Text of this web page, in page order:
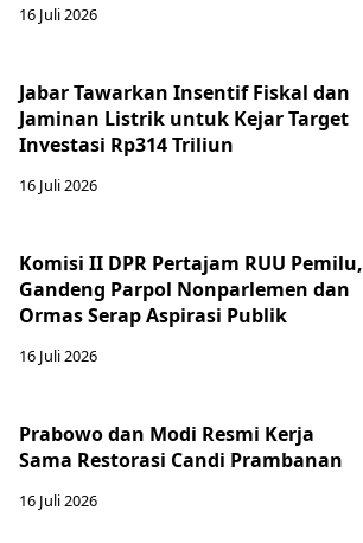
16 Juli 2026
Jabar Tawarkan Insentif Fiskal dan
Jaminan Listrik untuk Kejar Target
Investasi Rp314 Triliun
16 Juli 2026
Komisi II DPR Pertajam RUU Pemilu,
Gandeng Parpol Nonparlemen dan
Ormas Serap Aspirasi Publik
16 Juli 2026
Prabowo dan Modi Resmi Kerja
Sama Restorasi Candi Prambanan
16 Juli 2026